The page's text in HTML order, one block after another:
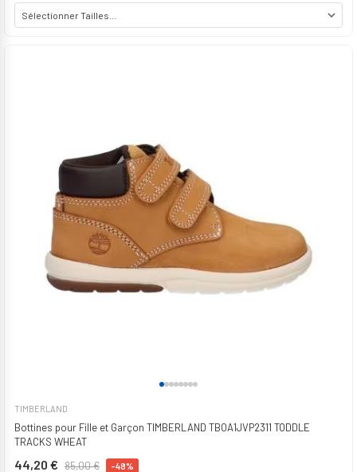
TIMBERLAND
Bottines pour Fille et Garçon TIMBERLAND TB0A1JVP2311 TODDLE
TRACKS WHEAT
44,20 € 85,00 € -48%